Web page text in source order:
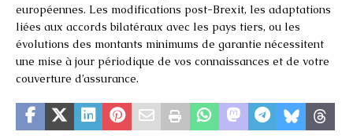
européennes. Les modifications post-Brexit, les adaptations
liées aux accords bilatéraux avec les pays tiers, ou les
évolutions des montants minimums de garantie nécessitent
une mise à jour périodique de vos connaissances et de votre
couverture d’assurance.